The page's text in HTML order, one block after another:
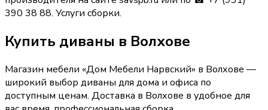
390 38 88. Услуги сборки.
Купить диваны в Волхове
Магазин мебели «Дом Мебели Нарвский» в Волхове —
широкий выбор диваны для дома и офиса по
доступным ценам. Доставка в Волхове в удобное для